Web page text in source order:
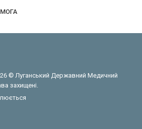
© Луганський Державний Медичний
захищені.